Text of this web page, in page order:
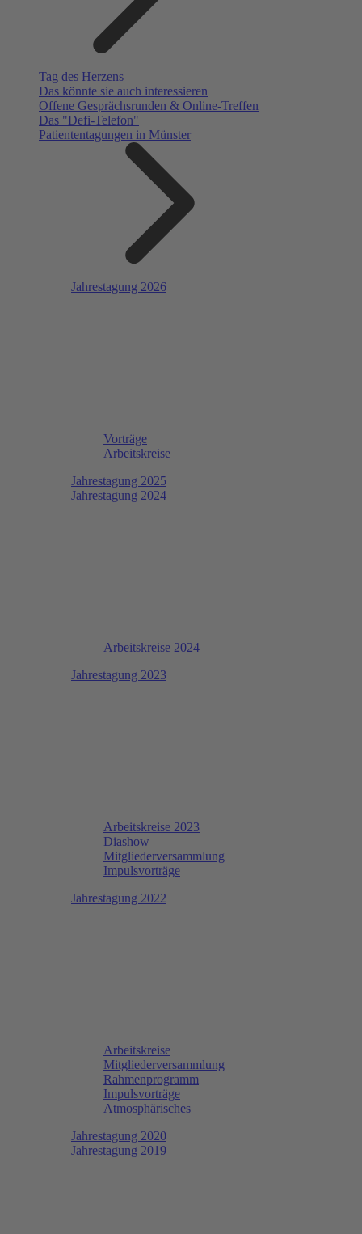
Tag des Herzens
Das könnte sie auch interessieren
Offene Gesprächsrunden & Online-Treffen
Das "Defi-Telefon"
Patiententagungen in Münster
Jahrestagung 2026
Vorträge
Arbeitskreise
Jahrestagung 2025
Jahrestagung 2024
Arbeitskreise 2024
Jahrestagung 2023
Arbeitskreise 2023
Diashow
Mitgliederversammlung
Impulsvorträge
Jahrestagung 2022
Arbeitskreise
Mitgliederversammlung
Rahmenprogramm
Impulsvorträge
Atmosphärisches
Jahrestagung 2020
Jahrestagung 2019